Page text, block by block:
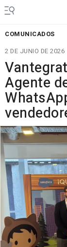
COMUNICADOS
2 DE JUNIO DE 2026
Agente